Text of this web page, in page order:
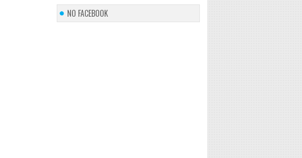
NO FACEBOOK